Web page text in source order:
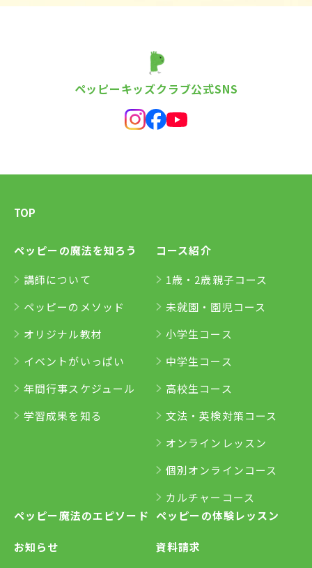
ペッピーキッズクラブ公式SNS
TOP
ペッピーの魔法を知ろう
講師について
ペッピーのメソッド
オリジナル教材
イベントがいっぱい
年間行事スケジュール
学習成果を知る
コース紹介
1歳・2歳親子コース
未就園・園児コース
小学生コース
中学生コース
高校生コース
文法・英検対策コース
オンラインレッスン
個別オンラインコース
カルチャーコース
ペッピー魔法のエピソード
お知らせ
ペッピーの体験レッスン
資料請求